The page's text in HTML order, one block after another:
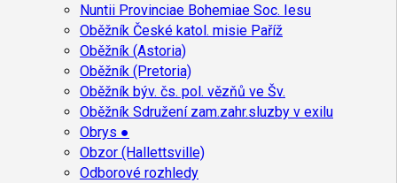
Nuntii Provinciae Bohemiae Soc. Iesu
Oběžník České katol. misie Paříž
Oběžník (Astoria)
Oběžník (Pretoria)
Oběžník býv. čs. pol. vězňů ve Šv.
Oběžník Sdružení zam.zahr.sluzby v exilu
Obrys ●
Obzor (Hallettsville)
Odborové rozhledy